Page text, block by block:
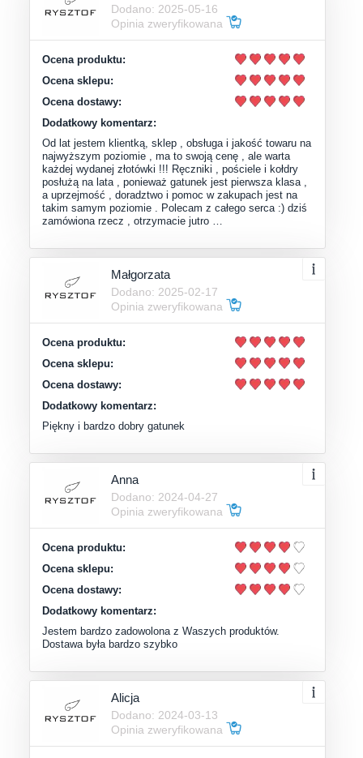
Dodano: 2025-05-16
Opinia zweryfikowana
Ocena produktu:
Ocena sklepu:
Ocena dostawy:
Dodatkowy komentarz:
Od lat jestem klientką, sklep , obsługa i jakość towaru na
najwyższym poziomie , ma to swoją cenę , ale warta
każdej wydanej złotówki !!! Ręczniki , pościele i kołdry
posłużą na lata , ponieważ gatunek jest pierwsza klasa ,
a uprzejmość , doradztwo i pomoc w zakupach jest na
takim samym poziomie . Polecam z całego serca :) dziś
zamówiona rzecz , otrzymacie jutro …
Małgorzata
Dodano: 2025-02-17
Opinia zweryfikowana
Ocena produktu:
Ocena sklepu:
Ocena dostawy:
Dodatkowy komentarz:
Piękny i bardzo dobry gatunek
Anna
Dodano: 2024-04-27
Opinia zweryfikowana
Ocena produktu:
Ocena sklepu:
Ocena dostawy:
Dodatkowy komentarz:
Jestem bardzo zadowolona z Waszych produktów.
Dostawa była bardzo szybko
Alicja
Dodano: 2024-03-13
Opinia zweryfikowana